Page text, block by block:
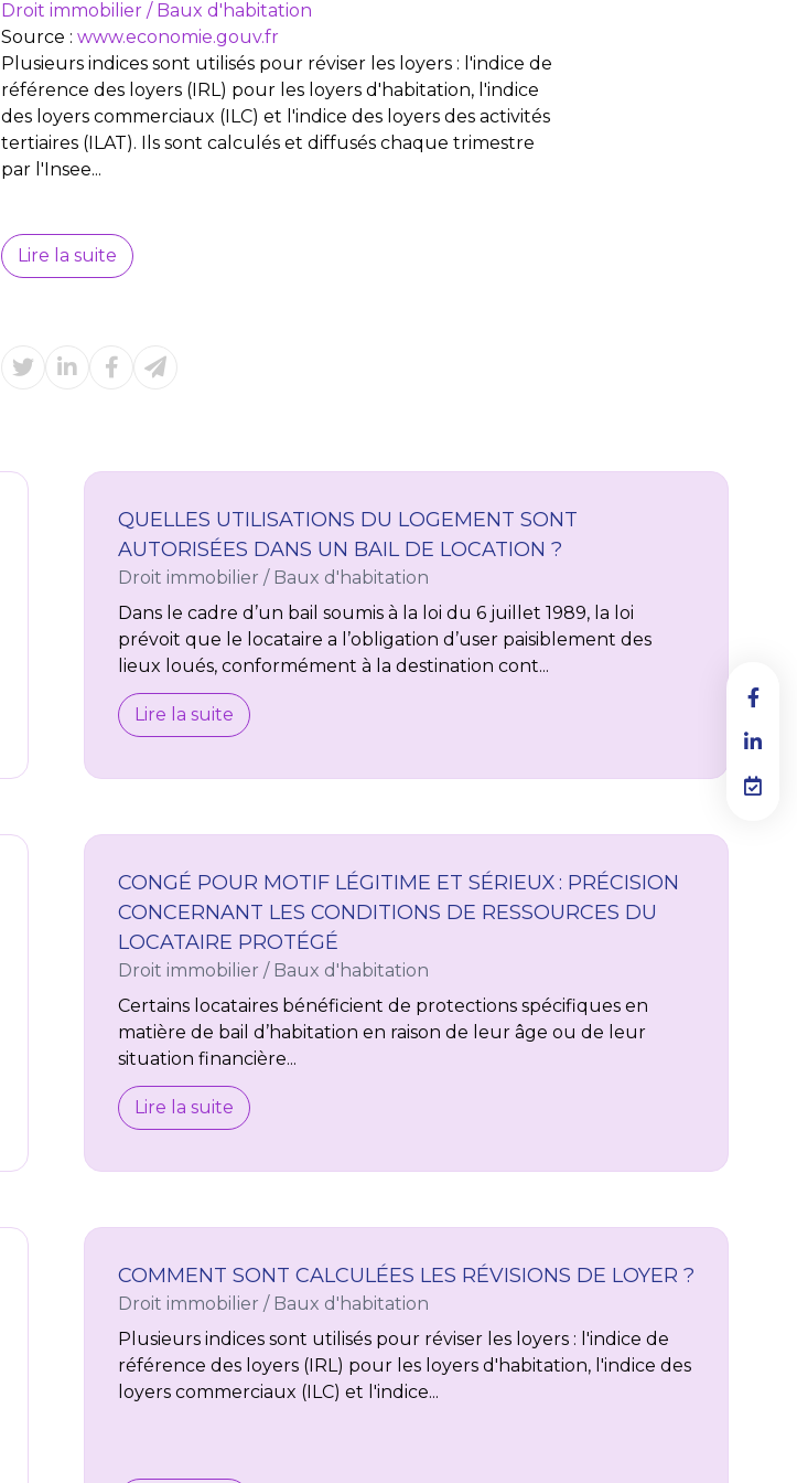
Droit immobilier / Baux d'habitation
Source : www.economie.gouv.fr
Plusieurs indices sont utilisés pour réviser les loyers : l'indice de
référence des loyers (IRL) pour les loyers d'habitation, l'indice
des loyers commerciaux (ILC) et l'indice des loyers des activités
tertiaires (ILAT). Ils sont calculés et diffusés chaque trimestre
par l'Insee...
Lire la suite
QUELLES UTILISATIONS DU LOGEMENT SONT
AUTORISÉES DANS UN BAIL DE LOCATION ?
Droit immobilier / Baux d'habitation
Dans le cadre d’un bail soumis à la loi du 6 juillet 1989, la loi
prévoit que le locataire a l’obligation d’user paisiblement des
lieux loués, conformément à la destination cont...
Lire la suite
CONGÉ POUR MOTIF LÉGITIME ET SÉRIEUX : PRÉCISION
CONCERNANT LES CONDITIONS DE RESSOURCES DU
LOCATAIRE PROTÉGÉ
Droit immobilier / Baux d'habitation
Certains locataires bénéficient de protections spécifiques en
matière de bail d’habitation en raison de leur âge ou de leur
situation financière...
Lire la suite
COMMENT SONT CALCULÉES LES RÉVISIONS DE LOYER ?
Droit immobilier / Baux d'habitation
Plusieurs indices sont utilisés pour réviser les loyers : l'indice de
référence des loyers (IRL) pour les loyers d'habitation, l'indice des
loyers commerciaux (ILC) et l'indice...